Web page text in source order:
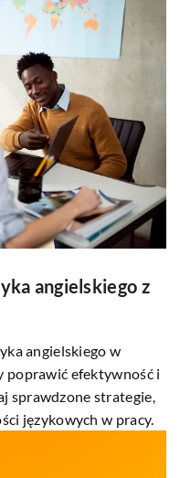
angielskiego z
angielskiego w
poprawić efektywność i
sprawdzone strategie,
językowych w pracy.